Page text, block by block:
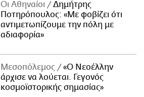
Οι Αθηναίοι
Δημήτρης
Ποτηρόπουλος: «Με φοβίζει ότι
αντιμετωπίζουμε την πόλη με
αδιαφορία»
Μεσοπόλεμος
«Ο Νεοέλλην
άρχισε να λούεται. Γεγονός
κοσμοϊστορικής σημασίας»